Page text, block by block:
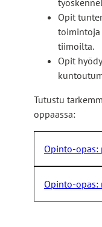
Opit
toimintoja
tiimoilta.
Opit
Tutustu
oppaassa:
Opinto-opas:
L
i
n
k
Opinto-
L
i